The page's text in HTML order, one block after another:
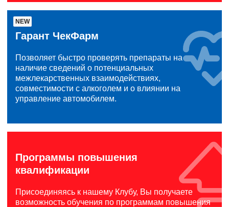
Гарант ЧекФарм
Позволяет быстро проверять препараты на
наличие сведений о потенциальных
межлекарственных взаимодействиях,
совместимости с алкоголем и о влиянии на
управление автомобилем.
NEW
Программы повышения
квалификации
Присоединяясь к нашему Клубу, Вы получаете
возможность обучения по программам повышения